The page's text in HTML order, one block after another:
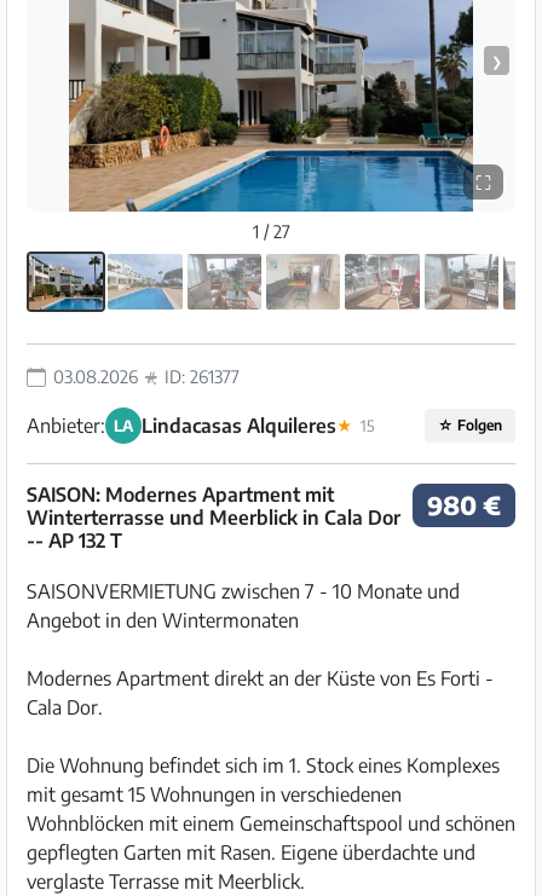
❯
⛶
1 / 27
03.08.2026 ID: 261377
Anbieter: LA Lindacasas Alquileres★ 15 ☆ Folgen
980 €
SAISON: Modernes Apartment mit
Winterterrasse und Meerblick in Cala Dor
-- AP 132 T
SAISONVERMIETUNG zwischen 7 - 10 Monate und
Angebot in den Wintermonaten
Modernes Apartment direkt an der Küste von Es Forti -
Cala Dor.
Die Wohnung befindet sich im 1. Stock eines Komplexes
mit gesamt 15 Wohnungen in verschiedenen
Wohnblöcken mit einem Gemeinschaftspool und schönen
gepflegten Garten mit Rasen. Eigene überdachte und
verglaste Terrasse mit Meerblick.